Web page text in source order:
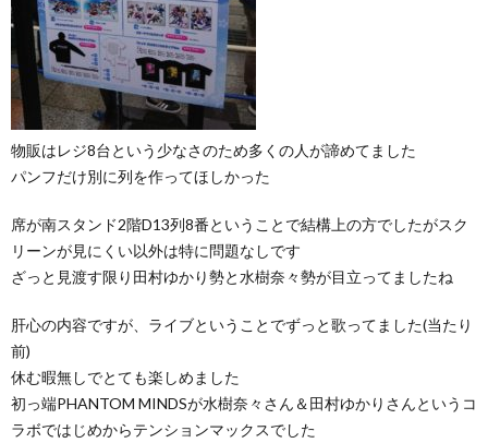
物販はレジ8台という少なさのため多くの人が諦めてました
パンフだけ別に列を作ってほしかった
席が南スタンド2階D13列8番ということで結構上の方でしたがスク
リーンが見にくい以外は特に問題なしです
ざっと見渡す限り田村ゆかり勢と水樹奈々勢が目立ってましたね
肝心の内容ですが、ライブということでずっと歌ってました(当たり
前)
休む暇無しでとても楽しめました
初っ端PHANTOM MINDSが水樹奈々さん＆田村ゆかりさんというコ
ラボではじめからテンションマックスでした